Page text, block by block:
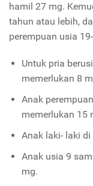
hamil 27 mg.
tahun atau lebih,
perempuan usia
Untuk pria
memerlukan 8
Anak
memerlukan 15
Anak laki- laki
Anak usia 9
mg.